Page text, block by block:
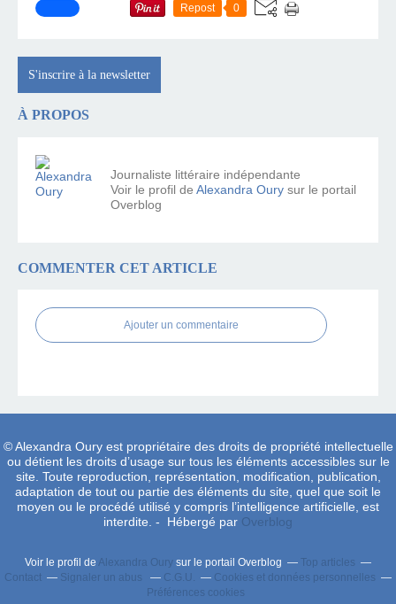
Repost 0
S'inscrire à la newsletter
À PROPOS
Journaliste littéraire indépendante
Voir le profil de Alexandra Oury sur le portail
Overblog
COMMENTER CET ARTICLE
Ajouter un commentaire
© Alexandra Oury est propriétaire des droits de propriété intellectuelle
ou détient les droits d’usage sur tous les éléments accessibles sur le
site. Toute reproduction, représentation, modification, publication,
adaptation de tout ou partie des éléments du site, quel que soit le
moyen ou le procédé utilisé y compris l’intelligence artificielle, est
interdite. - Hébergé par Overblog
Voir le profil de Alexandra Oury sur le portail Overblog
Top articles
Contact
Signaler un abus C.G.U.
Cookies et données personnelles
Préférences cookies